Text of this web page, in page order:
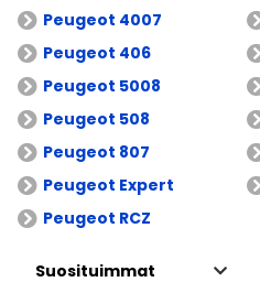
Peugeot 4007
Peugeot 406
Peugeot 5008
Peugeot 508
Peugeot 807
Peugeot Expert
Peugeot RCZ